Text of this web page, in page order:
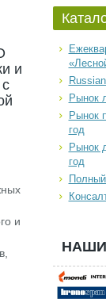
и
и
Рынок
Рынок
год
Рынок
год